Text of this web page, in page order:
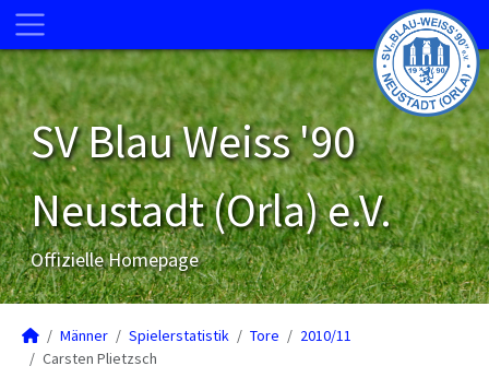
SV Blau Weiss '90
Neustadt (Orla) e.V.
Offizielle Homepage
Männer Spielerstatistik Tore
2010/11
Carsten Plietzsch